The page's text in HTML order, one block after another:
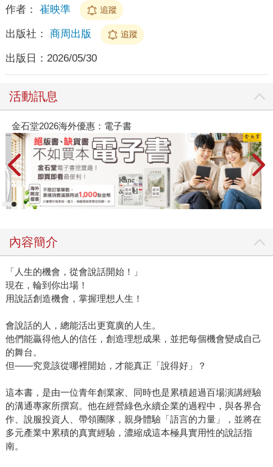
作者： 崔映準 追蹤
出版社： 商周出版 追蹤
出版日： 2026/05/30
活動訊息
金石堂2026海外優惠：電子書
內容簡介
「人生的機會，從會說話開始！」
現在，輪到你出場！
用說話創造機會，掌握理想人生！
會說話的人，總能活出更寬廣的人生。
他們能贏得他人的信任，創造理想成果，並把每個機會變成自己
的舞台。
但——究竟該從哪裡開始，才能真正「說得好」？
這本書，是由一位青年創業家、同時也是累積超過百場演講經驗
的溝通專家所撰寫。他在經營綠色永續企業的過程中，與各界合
作、說服投資人、帶領團隊，親身體驗「語言的力量」，並將在
多元產業中累積的真實經驗，濃縮成這本極具實用性的說話指
南。